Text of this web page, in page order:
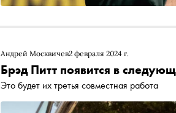
Андрей Москвичев2 февраля 2024 г.
Брэд Питт появится в
Это будет их третья совместная работа